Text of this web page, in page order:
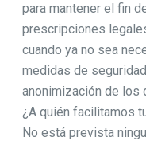
para mantener el fin
prescripciones
cuando ya no sea
medidas de
anonimización de los
¿A quién facilitamos
No está prevista